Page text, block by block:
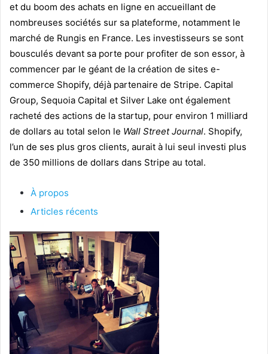
et du boom des achats en ligne en accueillant de
nombreuses sociétés sur sa plateforme, notamment le
marché de Rungis en France. Les investisseurs se sont
bousculés devant sa porte pour profiter de son essor, à
commencer par le géant de la création de sites e-
commerce Shopify, déjà partenaire de Stripe. Capital
Group, Sequoia Capital et Silver Lake ont également
racheté des actions de la startup, pour environ 1 milliard
de dollars au total selon le Wall Street Journal. Shopify,
l’un de ses plus gros clients, aurait à lui seul investi plus
de 350 millions de dollars dans Stripe au total.
À propos
Articles récents